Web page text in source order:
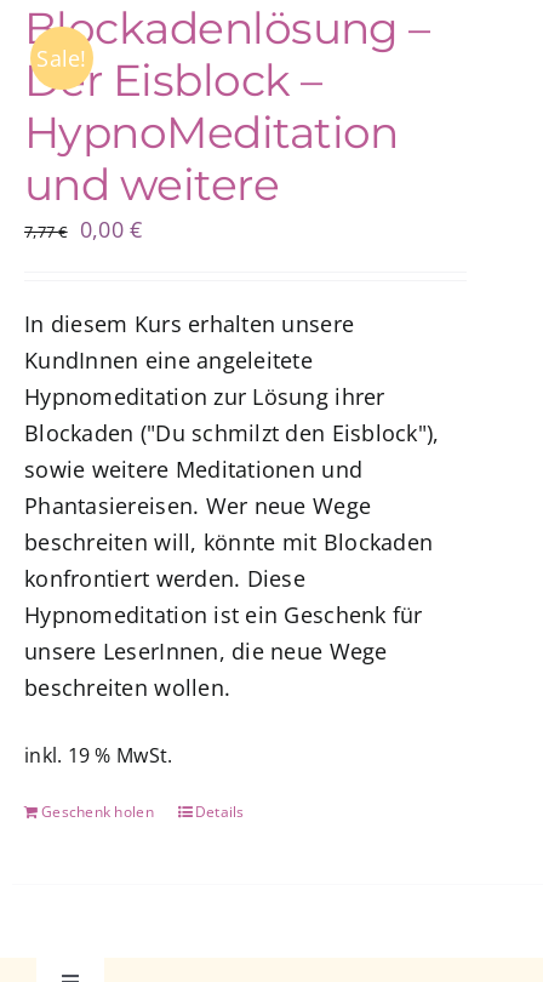
Sale!
Blockadenlösung –
Der Eisblock –
HypnoMeditation
und weitere
7,77€
Ursprünglicher
7,77 €
0,00€Aktueller
0,00 €.
In diesem Kurs erhalten unsere
KundInnen eine angeleitete
Hypnomeditation zur Lösung ihrer
Blockaden ("Du schmilzt den Eisblock"),
sowie weitere Meditationen und
Phantasiereisen. Wer neue Wege
beschreiten will, könnte mit Blockaden
konfrontiert werden. Diese
Hypnomeditation ist ein Geschenk für
unsere LeserInnen, die neue Wege
beschreiten wollen.
inkl. 19 % MwSt.
Geschenk holen Details